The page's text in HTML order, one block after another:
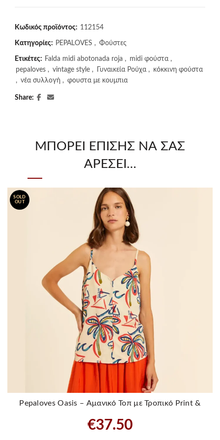
Κωδικός προϊόντος: 112154
Κατηγορίες: PEPALOVES , Φούστες
Ετικέτες: Falda midi abotonada roja , midi φούστα ,
pepaloves , vintage style , Γυναικεία Ρούχα , κόκκινη φούστα
, νέα συλλογή , φουστα με κουμπια
Share
ΜΠΟΡΕΊ ΕΠΊΣΗΣ ΝΑ ΣΑΣ
ΑΡΈΣΕΙ…
SOLD
OUT
Pepaloves Oasis – Αμανικό Τοπ με Τροπικό Print &
€37.50